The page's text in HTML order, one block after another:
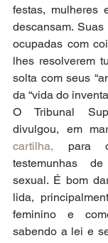
festas, mulheres
descansam.
ocupadas com
lhes resolverem
solta com seus
da “vida do
O Tribunal
cartilha, para
testemunhas
sexual. É bom
lida,
feminino e
sabendo a lei e